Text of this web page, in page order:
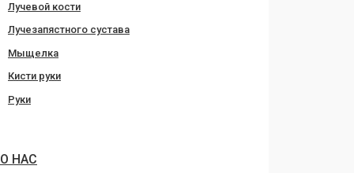
Лучевой кости
Лучезапястного сустава
Мыщелка
Кисти руки
Руки
О НАС